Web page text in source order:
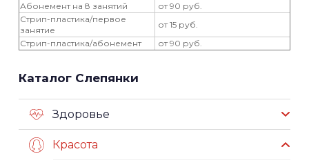
Абонемент на 8 занятий
от 90 руб.
Стрип-пластика/первое
занятие
от 15 руб.
Стрип-пластика/абонемент
от 90 руб.
Каталог Слепянки
Здоровье
Красота